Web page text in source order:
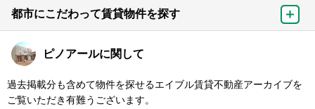
都市にこだわって賃貸物件を探す
ピノアールに関して
過去掲載分も含めて物件を探せるエイブル賃貸不動産アーカイブを
ご覧いただき有難うございます。